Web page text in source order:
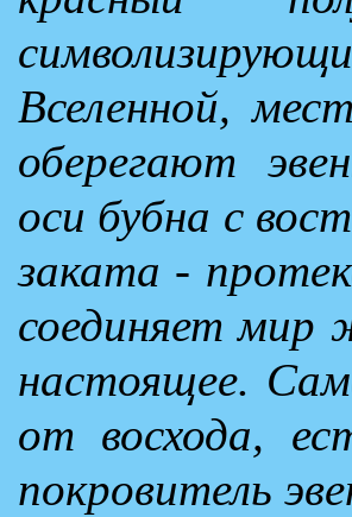
Вселенной,
оберегают
оси бубна с
заката -
соединяет мир
настоящее.
от восхода,
покровитель